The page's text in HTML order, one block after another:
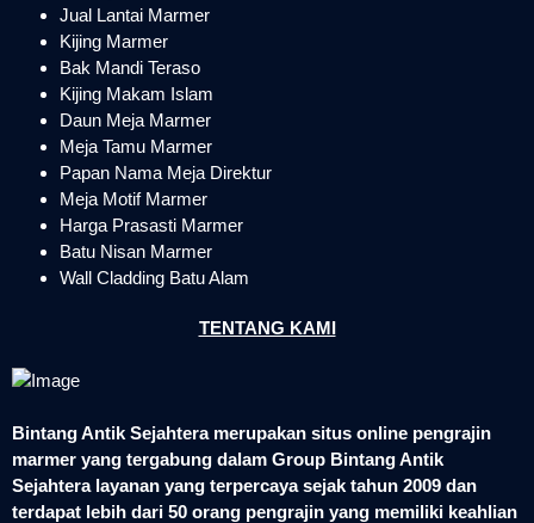
Jual Lantai Marmer
Kijing Marmer
Bak Mandi Teraso
Kijing Makam Islam
Daun Meja Marmer
Meja Tamu Marmer
Papan Nama Meja Direktur
Meja Motif Marmer
Harga Prasasti Marmer
Batu Nisan Marmer
Wall Cladding Batu Alam
TENTANG KAMI
Bintang Antik Sejahtera merupakan situs online pengrajin
marmer yang tergabung dalam Group Bintang Antik
Sejahtera layanan yang terpercaya sejak tahun 2009 dan
terdapat lebih dari 50 orang pengrajin yang memiliki keahlian